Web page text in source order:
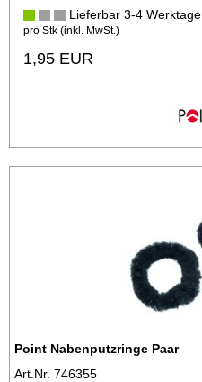
Lieferbar 3-4 Werktage
pro Stk (inkl. MwSt.)
1,95 EUR
Point Nabenputzringe Paar
Art.Nr. 746355